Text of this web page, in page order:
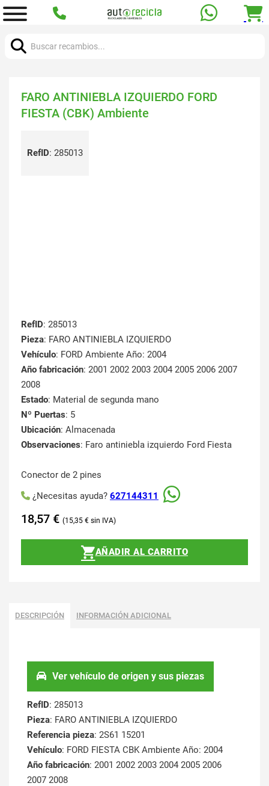
FARO ANTINIEBLA IZQUIERDO FORD
FIESTA (CBK) Ambiente
RefID: 285013
RefID: 285013
Pieza: FARO ANTINIEBLA IZQUIERDO
Vehículo: FORD Ambiente Año: 2004
Año fabricación: 2001 2002 2003 2004 2005 2006 2007
2008
Estado: Material de segunda mano
Nº Puertas: 5
Ubicación: Almacenada
Observaciones: Faro antiniebla izquierdo Ford Fiesta
Conector de 2 pines
¿Necesitas ayuda? 627144311
18,57 € 15,35 €
AÑADIR AL CARRITO
DESCRIPCIÓN INFORMACIÓN ADICIONAL
Ver vehículo de origen y sus piezas
RefID: 285013
Pieza: FARO ANTINIEBLA IZQUIERDO
Referencia pieza: 2S61 15201
Vehículo: FORD FIESTA CBK Ambiente Año: 2004
Año fabricación: 2001 2002 2003 2004 2005 2006
2007 2008